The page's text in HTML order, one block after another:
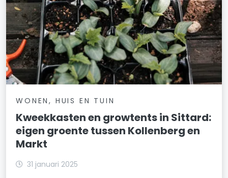
WONEN, HUIS EN TUIN
Kweekkasten en growtents in Sittard:
eigen groente tussen Kollenberg en
Markt
31 januari 2025